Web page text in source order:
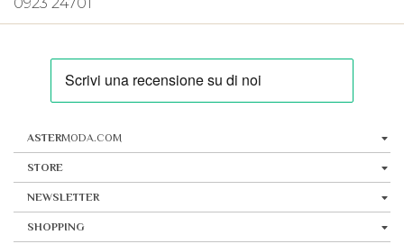
ASTERMODA.COM
STORE
NEWSLETTER
SHOPPING